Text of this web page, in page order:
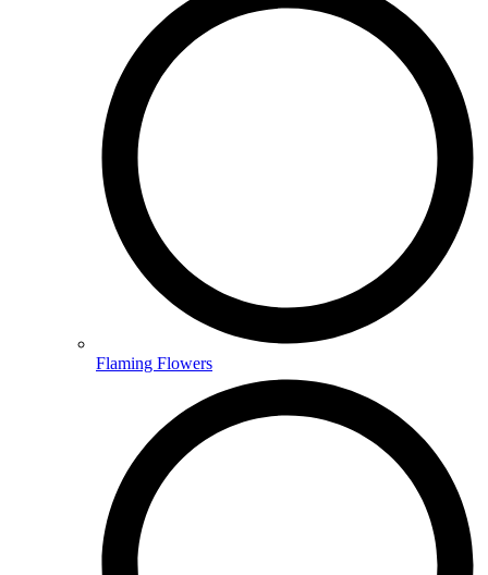
Flaming Flowers